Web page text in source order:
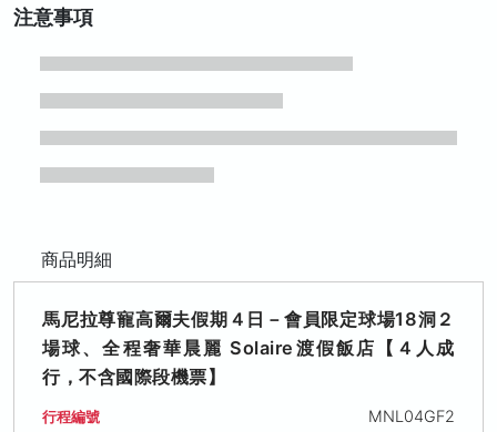
注意事項
商品明細
馬尼拉尊寵高爾夫假期４日－會員限定球場18洞２
場球、全程奢華晨麗 Solaire渡假飯店【４人成
行，不含國際段機票】
行程編號 MNL04GF2